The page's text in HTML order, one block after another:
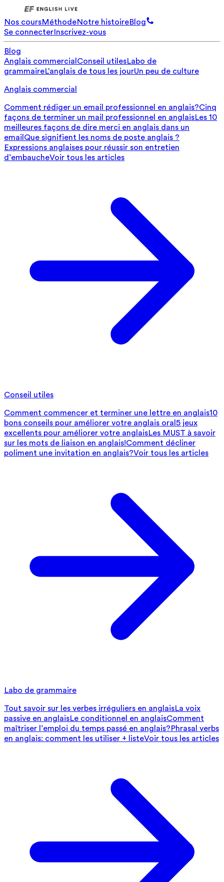
Nos coursMéthodeNotre histoireBlog
Se connecterInscrivez-vous
Blog
Anglais commercial Conseil utilesLabo de
grammaireL'anglais de tous les jourUn peu de culture
Anglais commercial
Comment rédiger un email professionnel en anglais?Cinq
façons de terminer un mail professionnel en anglaisLes 10
meilleures façons de dire merci en anglais dans un
email Que signifient les noms de poste anglais ?
Expressions anglaises pour réussir son entretien
d’embaucheVoir tous les articles
Conseil utiles
Comment commencer et terminer une lettre en anglais10
bons conseils pour améliorer votre anglais oral 5 jeux
excellents pour améliorer votre anglaisLes MUST à savoir
sur les mots de liaison en anglais!Comment décliner
poliment une invitation en anglais?Voir tous les articles
Labo de grammaire
Tout savoir sur les verbes irréguliers en anglaisLa voix
passive en anglaisLe conditionnel en anglaisComment
maîtriser l’emploi du temps passé en anglais?Phrasal verbs
en anglais: comment les utiliser + listeVoir tous les articles